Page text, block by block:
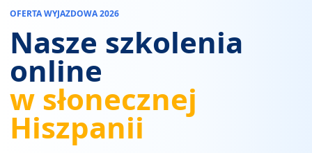
OFERTA WYJAZDOWA 2026
Nasze szkolenia
online
w słonecznej
Hiszpanii